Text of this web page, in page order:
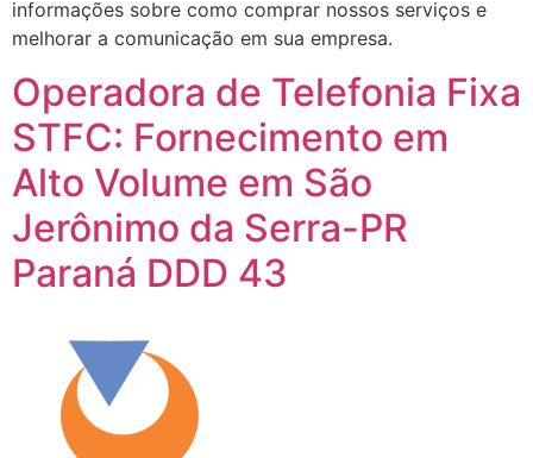
informações sobre como comprar nossos serviços e
melhorar a comunicação em sua empresa.
Operadora de Telefonia Fixa
STFC: Fornecimento em
Alto Volume em São
Jerônimo da Serra-PR
Paraná DDD 43